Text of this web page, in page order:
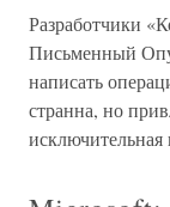
Разработчики
Письменный
написать
странна, но